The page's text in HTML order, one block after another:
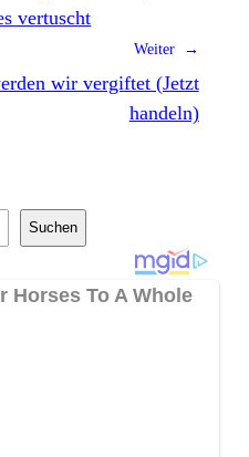
vertuscht
Weiter →
wir vergiftet (Jetzt
handeln)
Suchen